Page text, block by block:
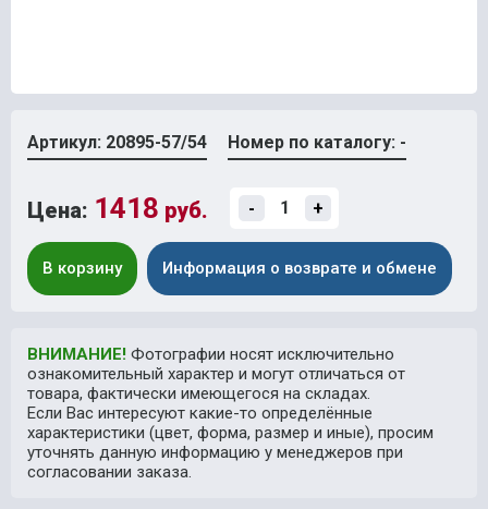
Артикул: 20895-57/54 Номер по каталогу: -
Цена: 1418 руб. - +
В корзину Информация о возврате и обмене
ВНИМАНИЕ! Фотографии носят исключительно
ознакомительный характер и могут отличаться от
товара, фактически имеющегося на складах.
Если Вас интересуют какие-то определённые
характеристики (цвет, форма, размер и иные), просим
уточнять данную информацию у менеджеров при
согласовании заказа.